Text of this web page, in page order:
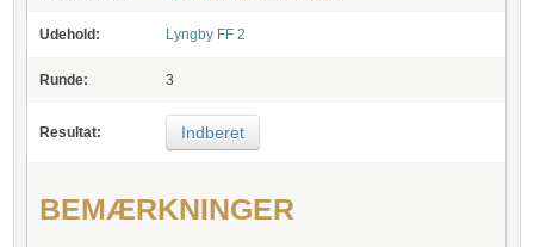
Udehold: Lyngby FF 2
Runde: 3
Resultat: Indberet
BEMÆRKNINGER